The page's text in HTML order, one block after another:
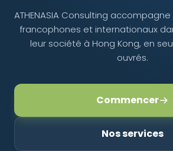
À propos
ATHENASIA Consulting
francophones et internationaux
leur société à Hong Kong, en
ouvrés.
Commencer
Nos services